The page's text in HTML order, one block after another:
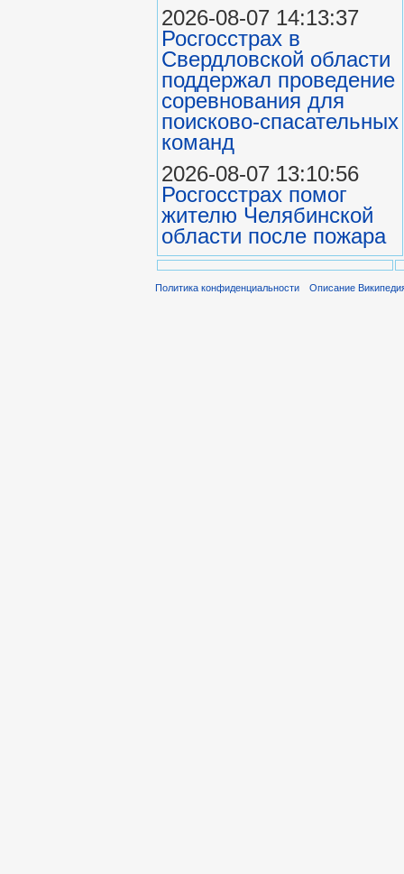
2026-08-07 14:13:37
Росгосстрах в
Свердловской области
поддержал проведение
соревнования для
поисково‑спасательных
команд
2026-08-07 13:10:56
Росгосстрах помог
жителю Челябинской
области после пожара
Политика конфиденциальности Описание